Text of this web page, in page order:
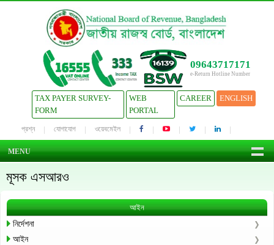
09643717171
e-Return Hotline Number
TAX PAYER SURVEY-
FORM
WEB
PORTAL
CAREER ENGLISH
প্রশ্ন যোগাযোগ ওয়েবমেইল
MENU
মূসক এসআরও
আইন
নির্দেশনা
আইন